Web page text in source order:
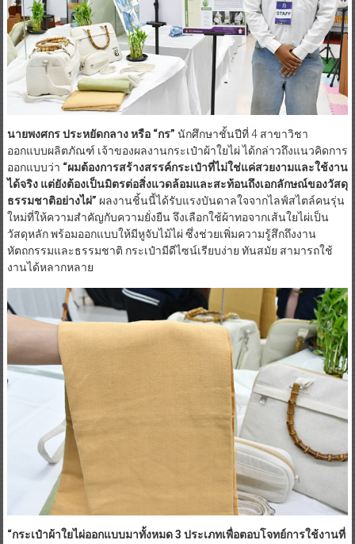
นายพงศกร ประหยัดกลาง หรือ “กร” นักศึกษาชั้นปีที่ 4 สาขาวิชา
ออกแบบผลิตภัณฑ์ เจ้าของผลงานกระเป๋าผ้าใยไผ่ ได้กล่าวถึงแนวคิดการ
ออกแบบว่า “ผมต้องการสร้างสรรค์กระเป๋าที่ไม่ใช่แค่สวยงามและใช้งาน
ได้จริง แต่ยังต้องเป็นมิตรต่อสิ่งแวดล้อมและสะท้อนถึงเอกลักษณ์ของวัสดุ
ธรรมชาติอย่างไผ่” ผลงานชิ้นนี้ได้รับแรงบันดาลใจจากไลฟ์สไตล์คนรุ่น
ใหม่ที่ให้ความสำคัญกับความยั่งยืน จึงเลือกใช้ผ้าทอจากเส้นใยไผ่เป็น
วัสดุหลัก พร้อมออกแบบให้มีหูจับไม้ไผ่ ซึ่งช่วยเพิ่มความรู้สึกถึงงาน
หัตถกรรมและธรรมชาติ กระเป๋ามีดีไซน์เรียบง่าย ทันสมัย สามารถใช้
งานได้หลากหลาย
“กระเป๋าผ้าใยไผ่ออกแบบมาทั้งหมด3 ประเภทเพื่อตอบโจทย์การใช้งานที่